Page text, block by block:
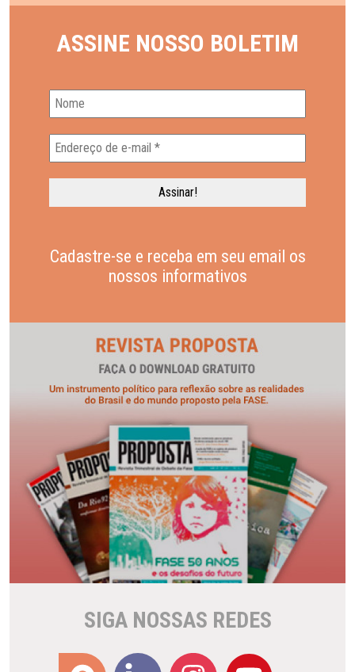
ASSINE NOSSO BOLETIM
Cadastre-se e receba em seu email os
nossos informativos
SIGA NOSSAS REDES